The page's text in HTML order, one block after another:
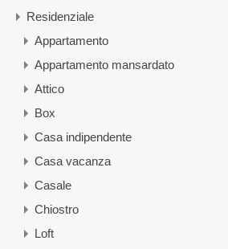
Residenziale
Appartamento
Appartamento mansardato
Attico
Box
Casa indipendente
Casa vacanza
Casale
Chiostro
Loft